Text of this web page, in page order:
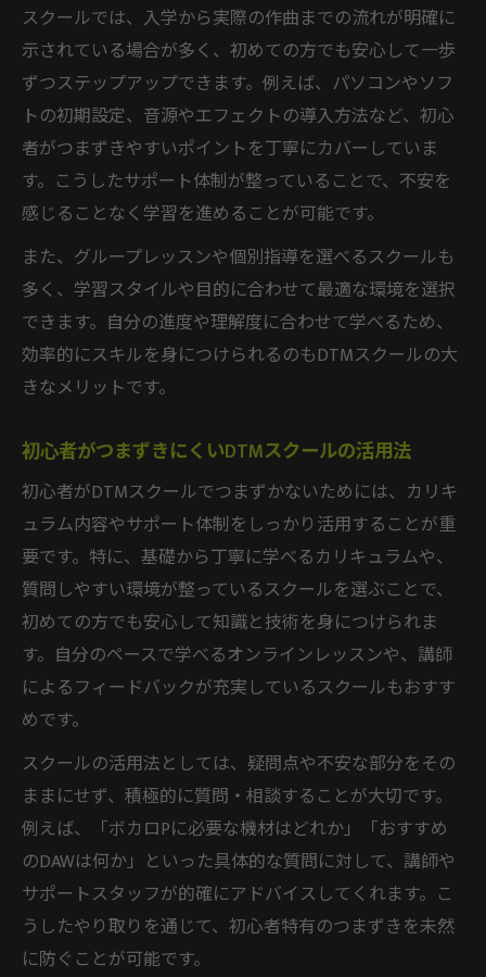
スクールでは、入学から実際の作曲までの流れが明確に
示されている場合が多く、初めての方でも安心して一歩
ずつステップアップできます。例えば、パソコンやソフ
トの初期設定、音源やエフェクトの導入方法など、初心
者がつまずきやすいポイントを丁寧にカバーしていま
す。こうしたサポート体制が整っていることで、不安を
感じることなく学習を進めることが可能です。
また、グループレッスンや個別指導を選べるスクールも
多く、学習スタイルや目的に合わせて最適な環境を選択
できます。自分の進度や理解度に合わせて学べるため、
効率的にスキルを身につけられるのもDTMスクールの大
きなメリットです。
初心者がつまずきにくいDTMスクールの活用法
初心者がDTMスクールでつまずかないためには、カリキ
ュラム内容やサポート体制をしっかり活用することが重
要です。特に、基礎から丁寧に学べるカリキュラムや、
質問しやすい環境が整っているスクールを選ぶことで、
初めての方でも安心して知識と技術を身につけられま
す。自分のペースで学べるオンラインレッスンや、講師
によるフィードバックが充実しているスクールもおすす
めです。
スクールの活用法としては、疑問点や不安な部分をその
ままにせず、積極的に質問・相談することが大切です。
例えば、「ボカロPに必要な機材はどれか」「おすすめ
のDAWは何か」といった具体的な質問に対して、講師や
サポートスタッフが的確にアドバイスしてくれます。こ
うしたやり取りを通じて、初心者特有のつまずきを未然
に防ぐことが可能です。